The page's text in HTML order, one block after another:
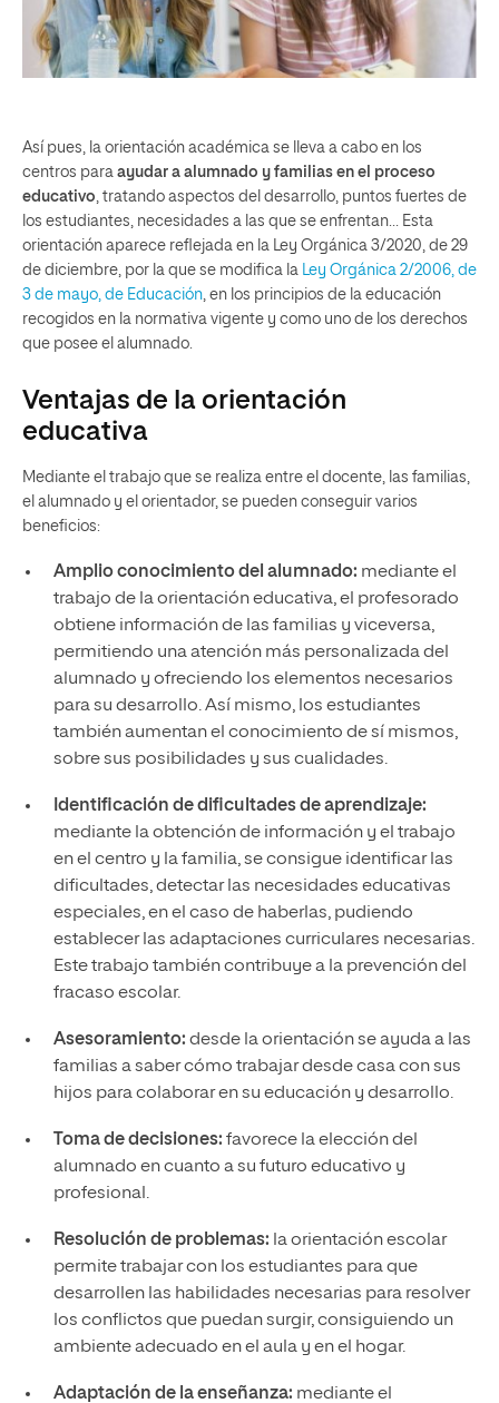
Así pues, la orientación académica se lleva a cabo en los
centros para ayudar a alumnado y familias en el proceso
educativo, tratando aspectos del desarrollo, puntos fuertes de
los estudiantes, necesidades a las que se enfrentan… Esta
orientación aparece reflejada en la Ley Orgánica 3/2020, de 29
de diciembre, por la que se modifica la Ley Orgánica 2/2006, de
3 de mayo, de Educación, en los principios de la educación
recogidos en la normativa vigente y como uno de los derechos
que posee el alumnado.
Ventajas de la orientación
educativa
Mediante el trabajo que se realiza entre el docente, las familias,
el alumnado y el orientador, se pueden conseguir varios
beneficios:
Amplio conocimiento del alumnado: mediante el
trabajo de la orientación educativa, el profesorado
obtiene información de las familias y viceversa,
permitiendo una atención más personalizada del
alumnado y ofreciendo los elementos necesarios
para su desarrollo. Así mismo, los estudiantes
también aumentan el conocimiento de sí mismos,
sobre sus posibilidades y sus cualidades.
Identificación de dificultades de aprendizaje:
mediante la obtención de información y el trabajo
en el centro y la familia, se consigue identificar las
dificultades, detectar las necesidades educativas
especiales, en el caso de haberlas, pudiendo
establecer las adaptaciones curriculares necesarias.
Este trabajo también contribuye a la prevención del
fracaso escolar.
Asesoramiento: desde la orientación se ayuda a las
familias a saber cómo trabajar desde casa con sus
hijos para colaborar en su educación y desarrollo.
Toma de decisiones: favorece la elección del
alumnado en cuanto a su futuro educativo y
profesional.
Resolución de problemas: la orientación escolar
permite trabajar con los estudiantes para que
desarrollen las habilidades necesarias para resolver
los conflictos que puedan surgir, consiguiendo un
ambiente adecuado en el aula y en el hogar.
Adaptación de la enseñanza: mediante el